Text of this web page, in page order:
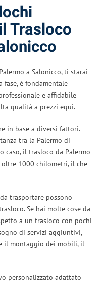
Trasloco
a Salonicco, ti starai
fase, è fondamentale
e affidabile
qualità a prezzi equi.
in base a diversi fattori.
tra la Palermo di
caso, il trasloco da Palermo
1000 chilometri, il che
trasportare possono
Se hai molte cose da
a un trasloco con pochi
di servizi aggiuntivi,
il montaggio dei mobili, il
personalizzato adattato